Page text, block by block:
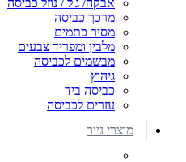
אבקה/ ג'ל / נוזל כביסה
מרכך כביסה
מסיר כתמים
מלבין ומפריד צבעים
מבשמים לכביסה
גיהוץ
כביסה ביד
עזרים לכביסה
מוצרי נייר